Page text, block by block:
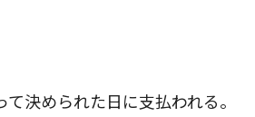
決められた日に支払われる。